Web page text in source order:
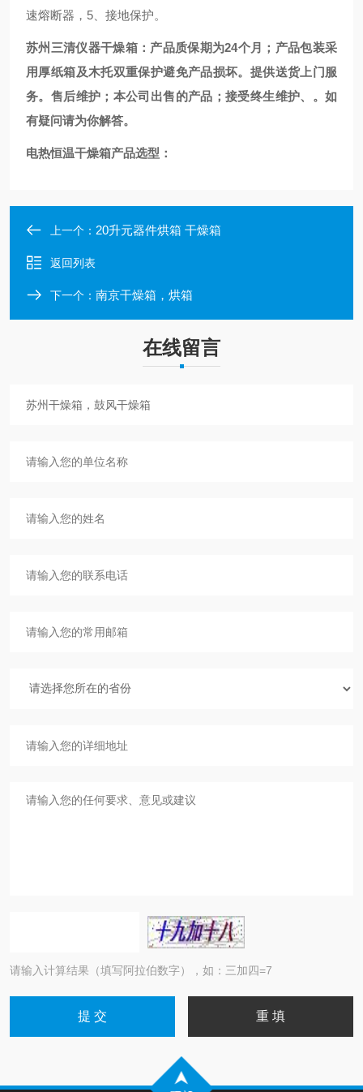
速熔断器，5、接地保护。
苏州三清仪器干燥箱：产品质保期为24个月；产品包装采
用厚纸箱及木托双重保护避免产品损坏。提供送货上门服
务。售后维护；本公司出售的产品；接受终生维护、。如
有疑问请为你解答。
电热恒温干燥箱产品选型：
上一个： 20升元器件烘箱 干燥箱
返回列表
下一个： 南京干燥箱，烘箱
在线留言
请输入计算结果（填写阿拉伯数字），如：三加四=7